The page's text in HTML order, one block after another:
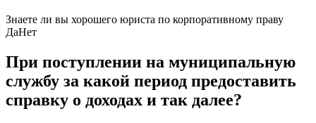
Знаете ли вы хорошего юриста по корпоративному праву
ДаНет
При поступлении на муниципальную
службу за какой период предоставить
справку о доходах и так далее?